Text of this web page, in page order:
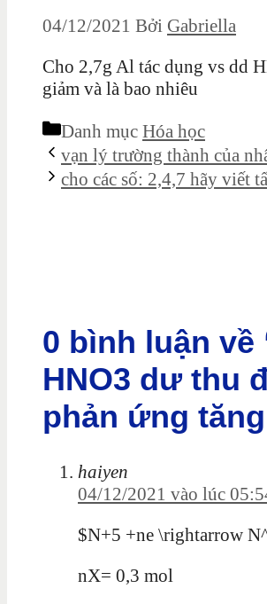
04/12/2021 Bởi Gabriella
Cho 2,7g Al tác dụng vs dd
giảm và là bao nhiêu
Danh mục Hóa học
vạn lý trường thành của
cho các số: 2,4,7 hãy viết
0 bình luận về
HNO3 dư thu
phản ứng
haiyen
04/12/2021 vào lúc
$N+5 +ne \rightarrow
nX= 0,3 mol